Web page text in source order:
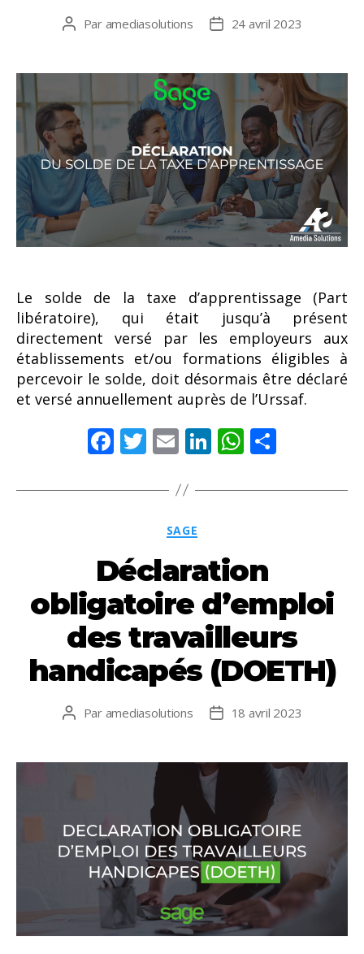
Auteur
Par amediasolutions
Date24 avril 2023
Le solde de la taxe d’apprentissage (Part
libératoire), qui était jusqu’à présent
directement versé par les employeurs aux
établissements et/ou formations éligibles à
percevoir le solde, doit désormais être déclaré
et versé annuellement auprès de l’Urssaf.
F
ac
e
o
k
T
w
itt
er
E
m
ai
l
Li
n
k
n
W
h
at
p
p
ta
Catégories
SAGE
Déclaration
obligatoire d’emploi
des travailleurs
handicapés (DOETH)
Auteur
Par amediasolutions
Date18 avril 2023